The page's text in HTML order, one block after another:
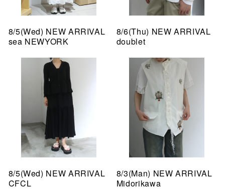
8/5(Wed) NEW ARRIVAL
sea NEWYORK
8/6(Thu) NEW ARRIVAL
doublet
8/5(Wed) NEW ARRIVAL
CFCL
8/3(Man) NEW ARRIVAL
Midorikawa